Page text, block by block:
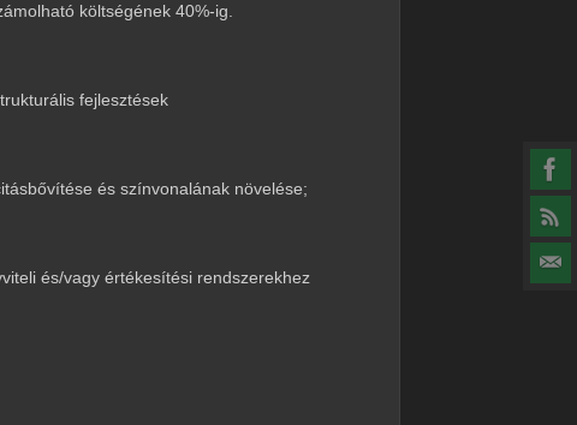
költségének 40%-ig.
fejlesztések
és színvonalának növelése;
és/vagy értékesítési rendszerekhez